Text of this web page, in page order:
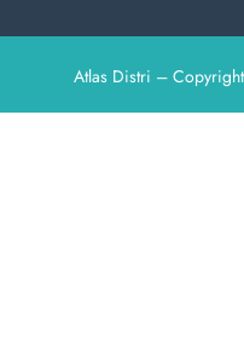
Atlas Distri –